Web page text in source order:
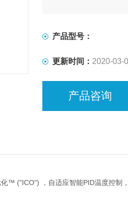
产品型号：
更新时间： 2020-03-
产品咨询
™ ("ICO") ，自适应智能PID温度控制